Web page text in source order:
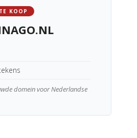
TE KOOP
domein voor Nederlandse